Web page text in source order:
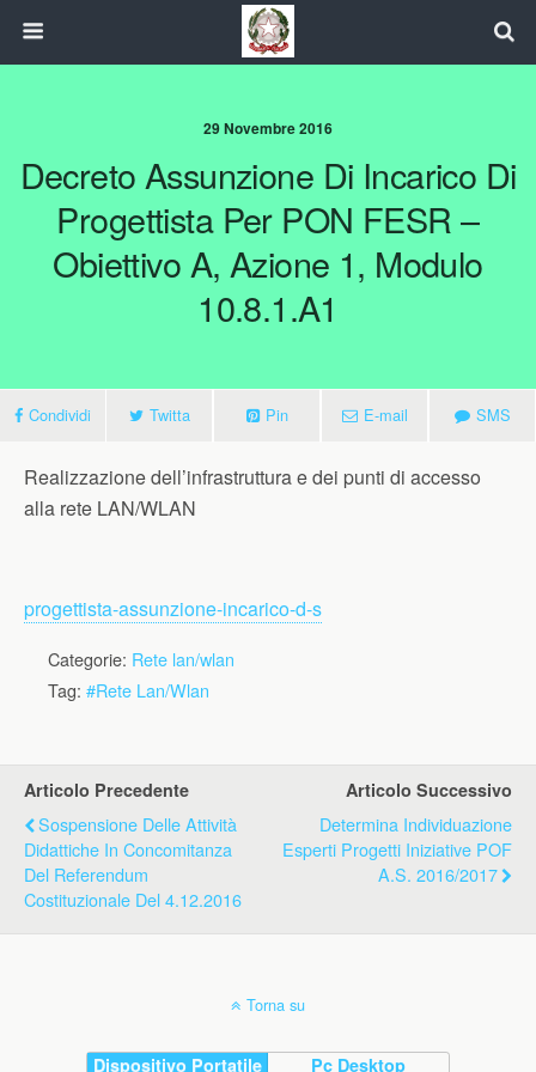
29 Novembre 2016
Decreto Assunzione Di Incarico Di
Progettista Per PON FESR –
Obiettivo A, Azione 1, Modulo
10.8.1.A1
Condividi Twitta Pin E-mail SMS
Realizzazione dell’infrastruttura e dei punti di accesso
alla rete LAN/WLAN
progettista-assunzione-incarico-d-s
Categorie: Rete lan/wlan
Tag: #Rete Lan/Wlan
Articolo Precedente
Sospensione Delle Attività
Didattiche In Concomitanza
Del Referendum
Costituzionale Del 4.12.2016
Articolo Successivo
Determina Individuazione
Esperti Progetti Iniziative POF
A.s. 2016/2017
Torna su
Dispositivo Portatile Pc Desktop